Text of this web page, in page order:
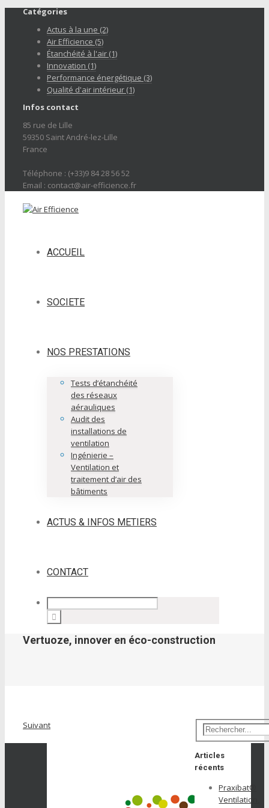
Catégories
Actus à la une (2)
Air Efficience (5)
Étanchéité à l'air (1)
Innovation (1)
Performance énergétique (3)
Qualité d'air intérieur (1)
Infos contact
85 rue de Lille
59350 Saint André-lez-Lille
France
Téléphone : (+33)9 84 28 56 52
Email : contact@air-efficience.fr
ACCUEIL
SOCIETE
NOS PRESTATIONS
Tests d’étanchéité
des réseaux
aérauliques
Audit des
installations de
ventilation
Ingénierie –
Ventilation et
traitement d’air des
bâtiments
ACTUS & INFOS METIERS
CONTACT
Vertuoze, innover en éco-construction
Suivant
Articles
récents
Praxibat®
Ventilation,